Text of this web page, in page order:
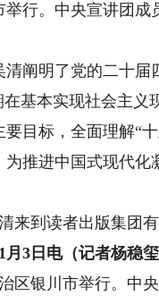
举行。中央宣讲团
明了党的二十届
在基本实现社会主
要目标，全面理解“
推进中国式现代
到读者出版集团有
3日电（记者杨稳
区银川市举行。中